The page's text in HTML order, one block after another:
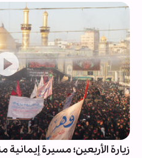
زيارة الأربعين؛ مسيرة